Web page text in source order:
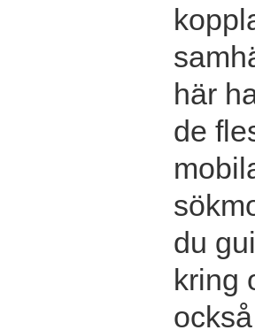
här
de
du
kring